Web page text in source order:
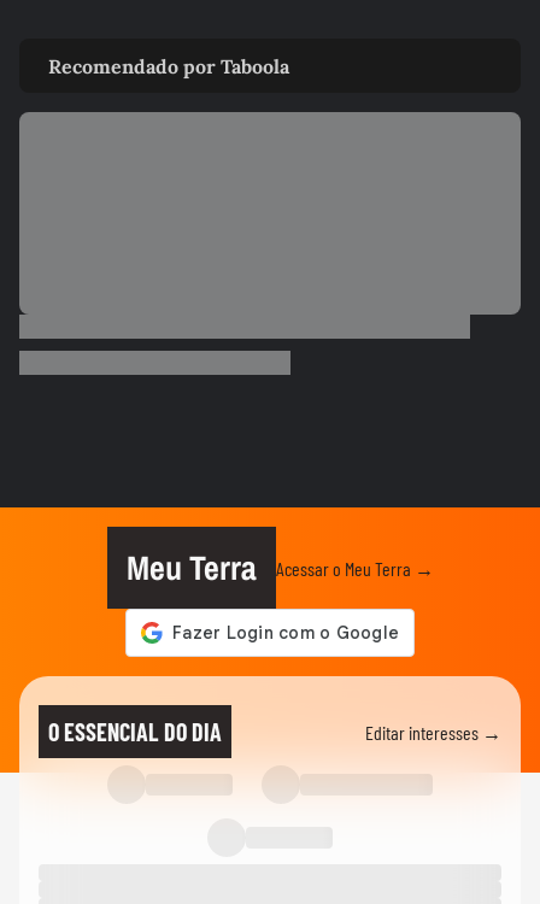
curiosidades sobre a Shakira!
ACAMPAMENTO SONORA
sobre a vida da Loba?
Vitão - Romeu e Julieta (Parte 2) | Sonora
Apresenta
Vitão - O Sol Se Foi | Sonora Apresenta
Vitão - Fútil | Sonora Apresenta
Recomendado por Taboola
Meu Terra Acessar o Meu Terra →
O ESSENCIAL DO DIA Editar interesses →